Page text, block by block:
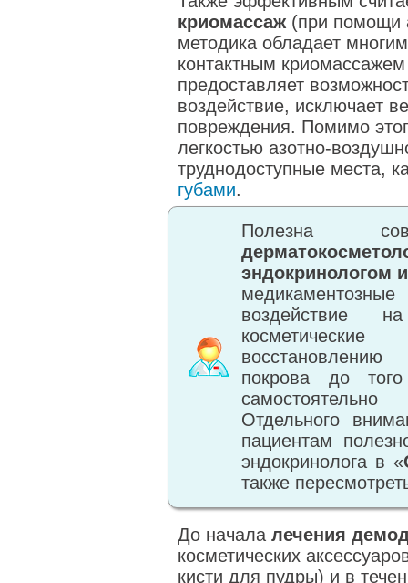
криомассаж (при помощи
методика обладает
контактным
предоставляет
воздействие, исключает
повреждения. Помимо
легкостью азотно-
труднодоступные места,
губами.
Полезна
эндокринологом
воздействие
покрова до
Отдельного
пациентам
эндокринолога в «
также
До начала лечения
косметических
кисти для пудры) и в